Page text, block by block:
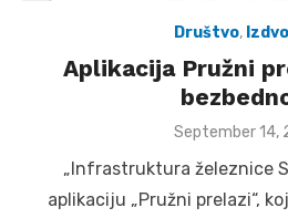
Društvo,
Aplikacija Pružni
Posted
September 14,
„Infrastruktura železnice
aplikaciju „Pružni prelazi“,